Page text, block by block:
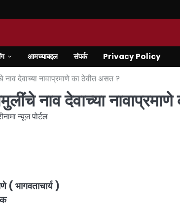
आमच्याबद्दल संपर्क Privacy Policy
नाव देवाच्या नावाप्रमाणे का ठेवीत असत ?
नाव देवाच्या
न्यूज पोर्टल
( भागवताचार्य )